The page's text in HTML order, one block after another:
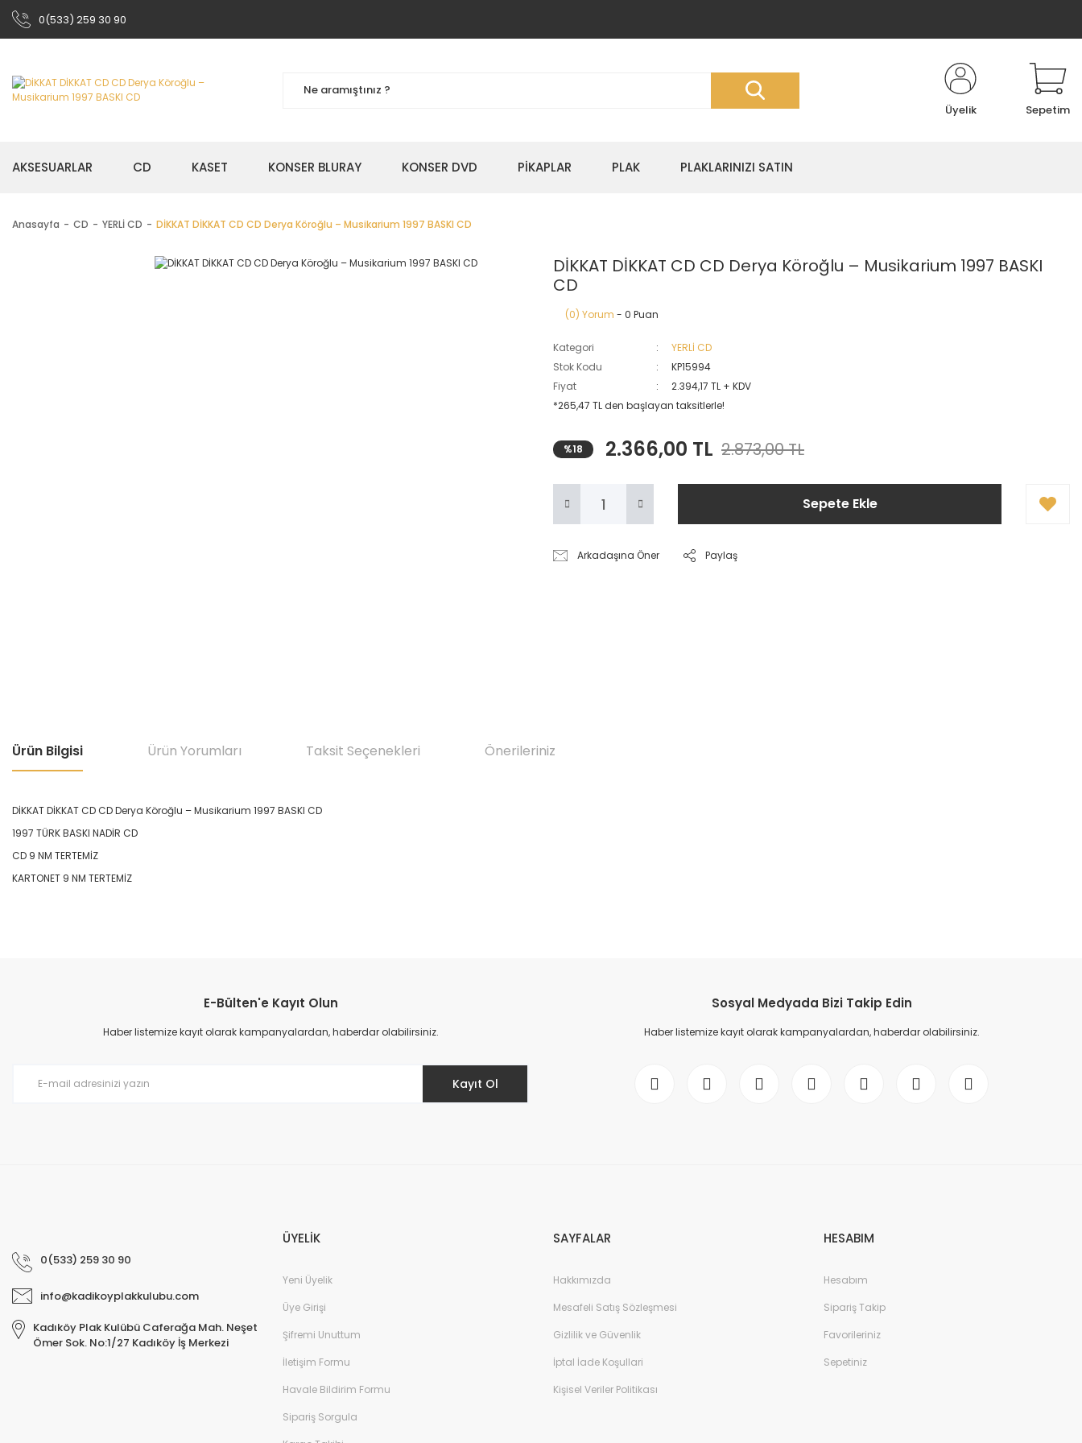
0(533) 259 30 90
Üyelik Sepetim
AKSESUARLAR CD KASET KONSER BLURAY KONSER DVD PİKAPLAR PLAK PLAKLARINIZI SATIN
Anasayfa CD YERLİ CD DİKKAT DİKKAT CD CD Derya Köroğlu – Musikarium 1997 BASKI CD
DİKKAT DİKKAT CD CD Derya Köroğlu – Musikarium 1997 BASKI
CD
(0) Yorum - 0 Puan
Kategori
YERLİ CD
Stok Kodu
KP15994
Fiyat
2.394,17 TL + KDV
*265,47 TL den başlayan taksitlerle!
%18 2.366,00 TL 2.873,00 TL
Sepete Ekle
Arkadaşına Öner Paylaş
Ürün Bilgisi Ürün Yorumları Taksit Seçenekleri Önerileriniz
DİKKAT DİKKAT CD CD Derya Köroğlu – Musikarium 1997 BASKI CD
1997 TÜRK BASKI NADİR CD
CD 9 NM TERTEMİZ
KARTONET 9 NM TERTEMİZ
Ürün resmi kalitesiz, bozuk veya görüntülenemiyor.
Ürün açıklamasında eksik bilgiler bulunuyor.
E-Bülten'e Kayıt Olun
Haber listemize kayıt olarak kampanyalardan, haberdar olabilirsiniz.
Kayıt Ol
Sosyal Medyada Bizi Takip Edin
Haber listemize kayıt olarak kampanyalardan, haberdar olabilirsiniz.
0(533) 259 30 90
info@kadikoyplakkulubu.com
Kadıköy Plak Kulübü Caferağa Mah. Neşet
Ömer Sok. No:1/27 Kadıköy İş Merkezi
ÜYELİK
Yeni Üyelik
Üye Girişi
Şifremi Unuttum
İletişim Formu
Havale Bildirim Formu
Sipariş Sorgula
SAYFALAR
Hakkımızda
Mesafeli Satış Sözleşmesi
Gizlilik ve Güvenlik
İptal İade Koşullari
Kişisel Veriler Politikası
HESABIM
Hesabım
Sipariş Takip
Favorileriniz
Sepetiniz